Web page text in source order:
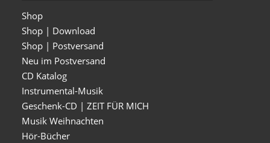
Shop
Shop | Download
Shop | Postversand
Neu im Postversand
CD Katalog
Instrumental-Musik
Geschenk-CD | ZEIT FÜR MICH
Musik Weihnachten
Hör-Bücher